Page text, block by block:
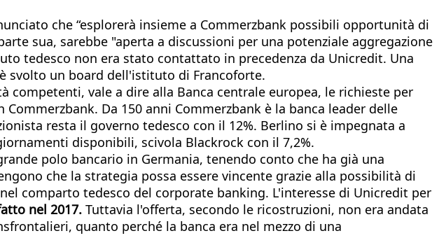
che “esplorerà insieme a Commerzbank possibili opportunità di
sua, sarebbe "aperta a discussioni per una potenziale aggregazione
tedesco non era stato contattato in precedenza da Unicredit. Una
svolto un board dell'istituto di Francoforte.
vale a dire alla Banca centrale europea, le richieste per
Da 150 anni Commerzbank è la banca leader delle
resta il governo tedesco con il 12%. Berlino si è impegnata a
disponibili, scivola Blackrock con il 7,2%.
polo bancario in Germania, tenendo conto che ha già una
che la strategia possa essere vincente grazie alla possibilità di
comparto tedesco del corporate banking. L'interesse di Unicredit per
nel 2017. Tuttavia l'offerta, secondo le ricostruzioni, non era andata
quanto perché la banca era nel mezzo di una